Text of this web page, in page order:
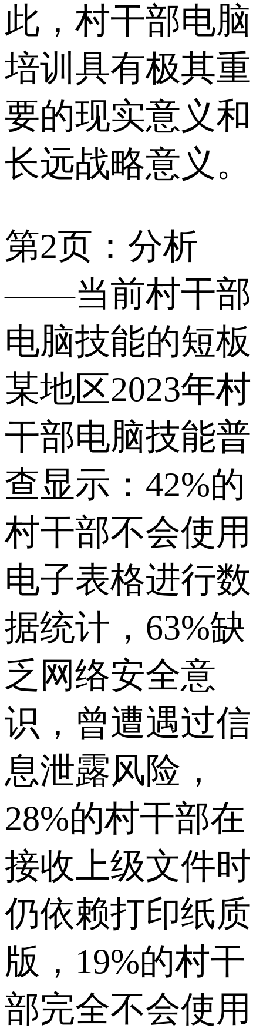
此，村干部电脑
培训具有极其重
要的现实意义和
长远战略意义。
第2页：分析
——当前村干部
电脑技能的短板
某地区2023年村
干部电脑技能普
查显示：42%的
村干部不会使用
电子表格进行数
据统计，63%缺
乏网络安全意
识，曾遭遇过信
息泄露风险，
28%的村干部在
接收上级文件时
仍依赖打印纸质
版，19%的村干
部完全不会使用